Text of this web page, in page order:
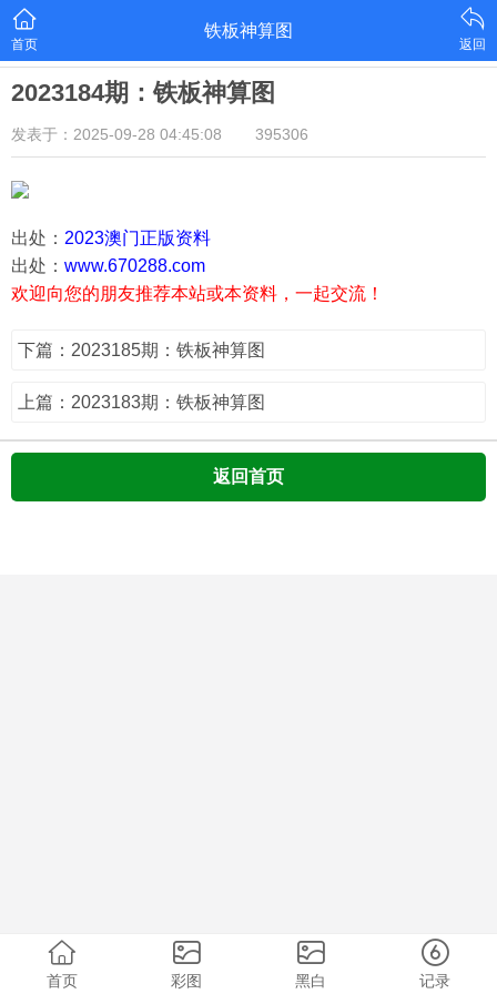
首页
铁板神算图
返回
2023184期：铁板神算图
发表于：2025-09-28 04:45:08 395306
出处： 2023澳门正版资料
出处： www.670288.com
欢迎向您的朋友推荐本站或本资料，一起交流！
下篇：2023185期：铁板神算图
上篇：2023183期：铁板神算图
返回首页
首页 彩图 黑白 记录